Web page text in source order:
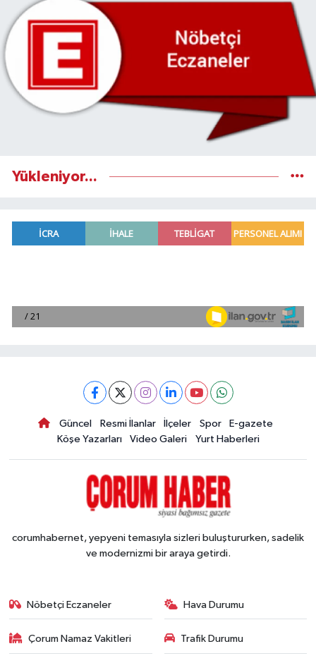
Yükleniyor...
Güncel Resmi İlanlar İlçeler Spor
E-gazete
Köşe Yazarları
Video Galeri Yurt Haberleri
corumhabernet, yepyeni temasıyla sizleri buluştururken, sadelik
ve modernizmi bir araya getirdi.
Nöbetçi Eczaneler Hava Durumu
Çorum Namaz Vakitleri Trafik Durumu